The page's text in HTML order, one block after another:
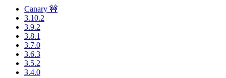
Canary 🚧
3.10.2
3.9.2
3.8.1
3.7.0
3.6.3
3.5.2
3.4.0